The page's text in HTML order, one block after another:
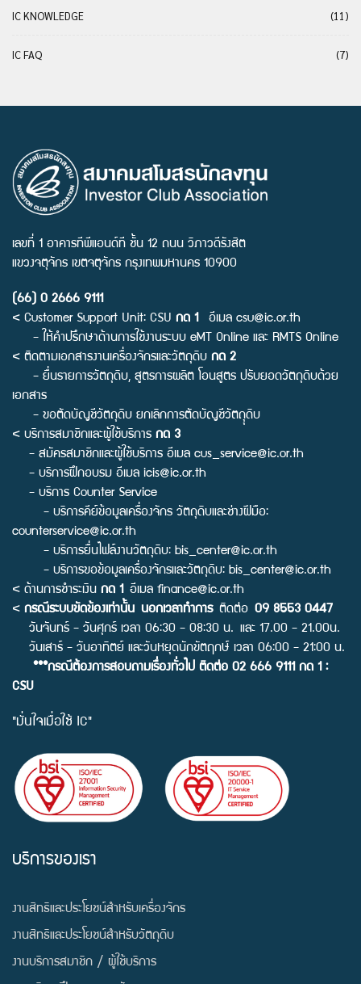
IC KNOWLEDGE (11)
IC FAQ (7)
เลขที่ 1 อาคารทีพีแอนด์ที ชั้น 12 ถนน วิภาวดีรังสิต
แขวงจตุจักร เขตจตุจักร กรุงเทพมหานคร 10900
(66) 0 2666 9111
< Customer Support Unit: CSU กด 1อีเมล csu@ic.or.th
- ให้คำปรึกษาด้านการใช้งานระบบ eMT Online และ RMTS Online
< ติดตามเอกสารงานเครื่องจักรและวัตถุดิบ กด 2
- ยื่นรายการวัตถุดิบ, สูตรการผลิต โอนสูตร ปรับยอดวัตถุดิบด้วย
เอกสาร
- ขอตัดบัญชีวัตถุดิบ ยกเลิกการตัดบัญชีวัตถุุดิบ
< บริการสมาชิกและผู้ใช้บริการ กด 3
- สมัครสมาชิกและผู้ใช้บริการ อีเมล cus_service@ic.or.th
- บริการฝึกอบรม อีเมล icis@ic.or.th
- บริการ Counter Service
- บริการคีย์ข้อมูลเครื่องจักร วัตถุดิบและช่างฝีมือ:
counterservice@ic.or.th
- บริการยื่นไฟล์งานวัตถุดิบ: bis_center@ic.or.th
- บริการขอข้อมูลเครื่องจักรและวัตถุดิบ: bis_center@ic.or.th
< ด้านการชำระเงิน กด 1 อีเมล finance@ic.or.th
< กรณีระบบขัดข้องเท่านั้น นอกเวลาทำการ ติดต่อ 09 8553 0447
วันจันทร์ - วันศุกร์ เวลา 06:30 - 08:30 น. และ 17.00 - 21.00น.
วันเสาร์ - วันอาทิตย์ และวันหยุดนักขัตฤกษ์ เวลา 06:00 - 21:00 น.
***กรณีต้องการสอบถามเรื่องทั่วไป ติดต่อ 02 666 9111 กด 1 :
CSU
"มั่นใจเมื่อใช้ IC"
บริการของเรา
งานสิทธิและประโยชน์สำหรับเครื่องจักร
งานสิทธิและประโยชน์สำหรับวัตถุดิบ
งานบริการสมาชิก / ผู้ใช้บริการ